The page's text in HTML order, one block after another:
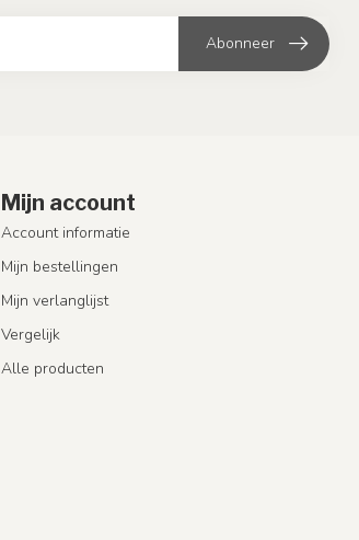
Abonneer
Mijn account
Account informatie
Mijn bestellingen
Mijn verlanglijst
Vergelijk
Alle producten